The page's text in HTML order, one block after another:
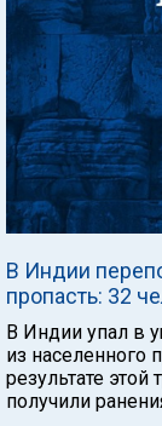
В Индии
пропасть: 32
В Индии упал в
из населенного
результате
получили